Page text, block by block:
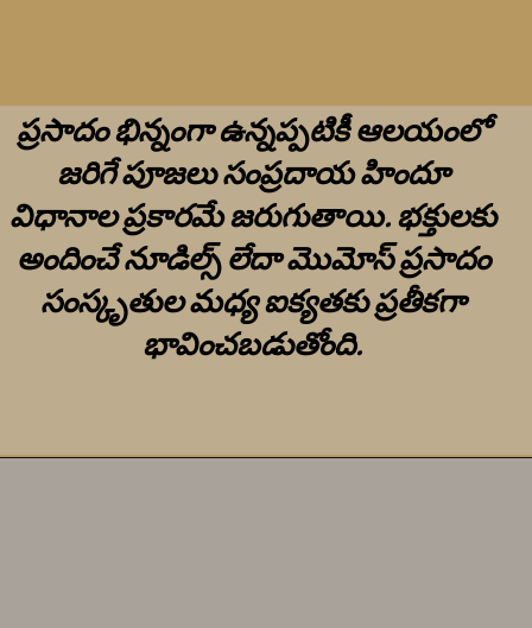
ప్రసాదం భిన్నంగా ఉన్నప్పటికీ ఆలయంలో
జరిగే పూజలు సంప్రదాయ హిందూ
విధానాల ప్రకారమే జరుగుతాయి. భక్తులకు
అందించే నూడిల్స్ లేదా మొమోస్ ప్రసాదం
సంస్కృతుల మధ్య ఐక్యతకు ప్రతీకగా
భావించబడుతోంది.